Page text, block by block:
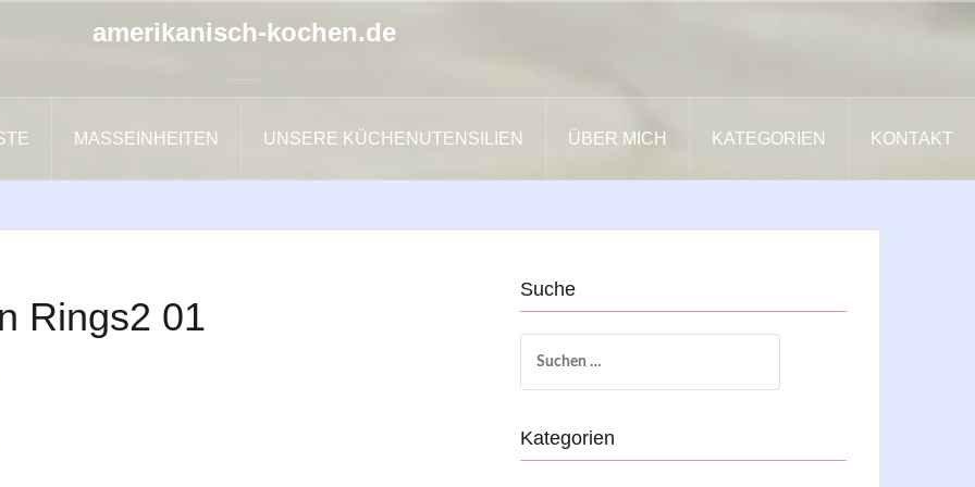
amerikanisch-kochen.de
MASSEINHEITEN UNSERE KÜCHENUTENSILIEN ÜBER MICH KATEGORIEN KONTAKT
Rings2 01
Suche
nach:
Kategorien